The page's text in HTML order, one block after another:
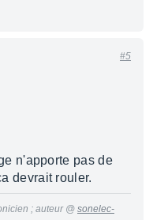
#5
n'apporte pas de
devrait rouler.
; auteur @ sonelec-